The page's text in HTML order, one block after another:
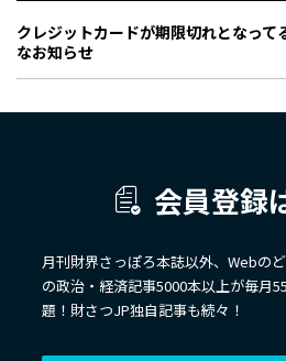
クレジットカードが期限切れとなっ
なお知らせ
会員登録
月刊財界さっぽろ本誌以外、Webの
の政治・経済記事5000本以上が毎月
題！財さつJP独自記事も続々！